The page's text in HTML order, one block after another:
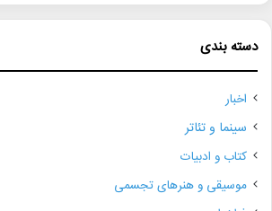
جشنواره بین‌المللی عکس و فیلم «پنج»
دسته بندی
اخبار
سینما و تئاتر
کتاب و ادبیات
موسیقی و هنرهای تجسمی